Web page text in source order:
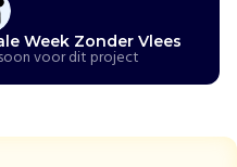
Week Zonder Vlees
voor dit project